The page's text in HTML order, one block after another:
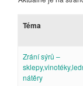
Téma
Zrání sýrů –
nátěry